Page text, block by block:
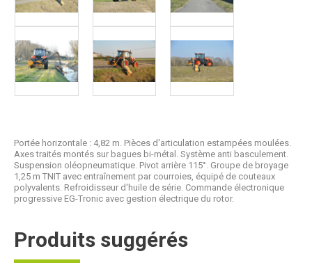
Portée horizontale : 4,82 m. Pièces d'articulation estampées moulées.
Axes traités montés sur bagues bi-métal. Système anti basculement.
Suspension oléopneumatique. Pivot arrière 115°. Groupe de broyage
1,25 m TNIT avec entraînement par courroies, équipé de couteaux
polyvalents. Refroidisseur d'huile de série. Commande électronique
progressive EG-Tronic avec gestion électrique du rotor.
Produits suggérés